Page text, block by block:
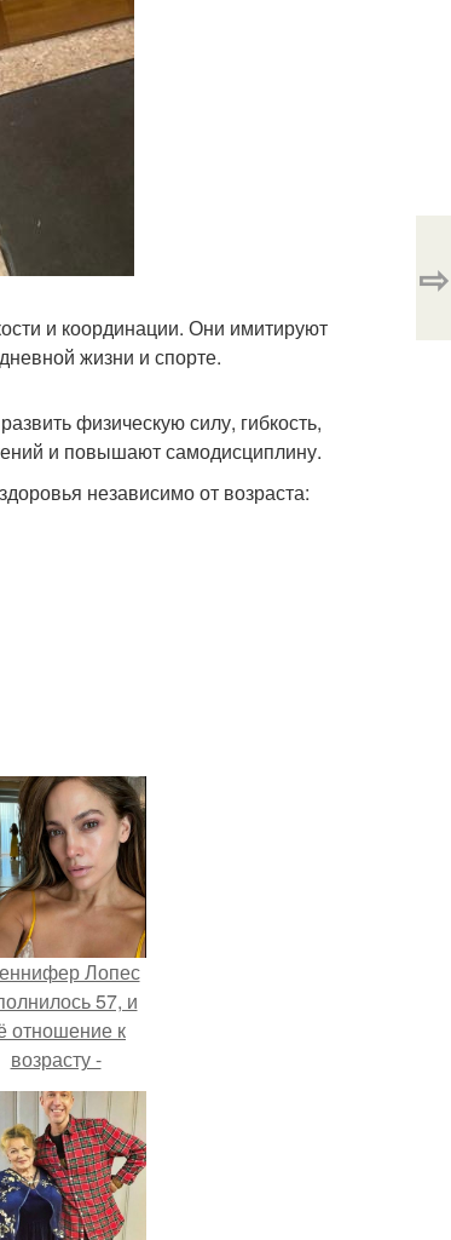
и координации. Они имитируют
жизни и спорте.
физическую силу, гибкость,
и повышают самодисциплину.
независимо от возраста:
⇨
Лопес
57, и
отношение к
возрасту -
настоящий
манифест
"не
что я
выгляжу
для 57.